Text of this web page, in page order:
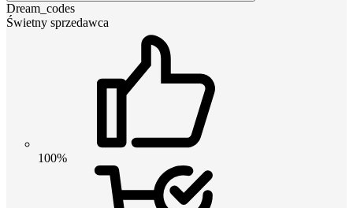
Dream_codes
Świetny sprzedawca
100%